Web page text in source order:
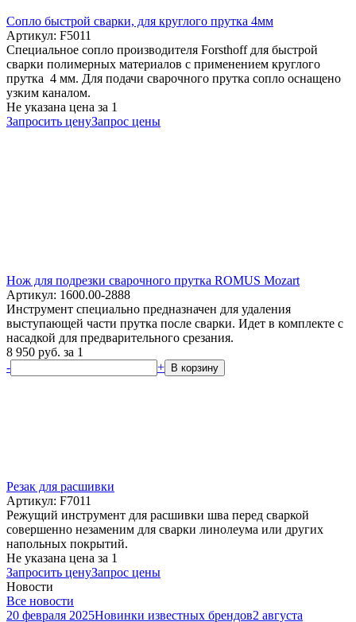
Cопло быстрой сварки, для круглого прутка 4мм
Артикул: F5011
Специальное сопло производителя Forsthoff для быстрой
сварки полимерных материалов с применением круглого
прутка 4 мм. Для подачи сварочного прутка сопло оснащено
узким каналом.
Не указана цена за 1
Запросить ценуЗапрос цены
Нож для подрезки сварочного прутка ROMUS Mozart
Артикул: 1600.00-2888
Инструмент специально предназначен для удаления
выступающей части прутка после сварки. Идет в комплекте с
насадкой для предварительного срезания.
8 950 руб. за 1
-
+ В корзину
Резак для расшивки
Артикул: F7011
Режущий инструмент для расшивки шва перед сваркой
совершенно незаменим для сварки линолеума или других
напольных покрытий.
Не указана цена за 1
Запросить ценуЗапрос цены
Новости
Все новости
20 февраля 2025Новинки известных брендов2 августа